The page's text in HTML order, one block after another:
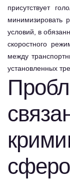
присутствует
минимизировать
условий, в
скоростного
между
установленных